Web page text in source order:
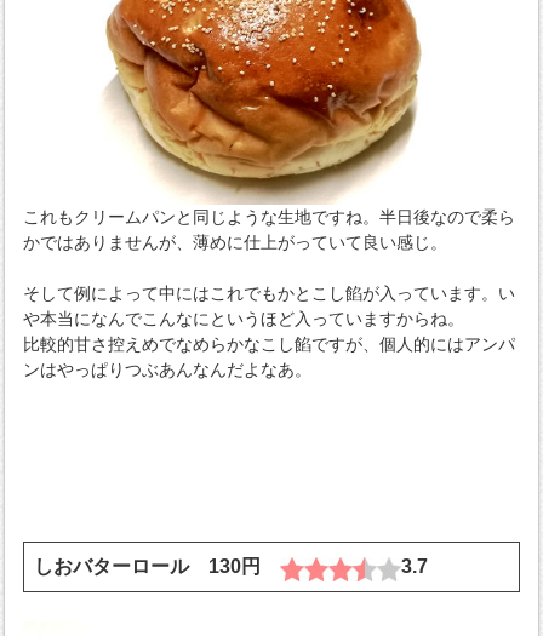
これもクリームパンと同じような生地ですね。半日後なので柔ら
かではありませんが、薄めに仕上がっていて良い感じ。
そして例によって中にはこれでもかとこし餡が入っています。い
や本当になんでこんなにというほど入っていますからね。
比較的甘さ控えめでなめらかなこし餡ですが、個人的にはアンパ
ンはやっぱりつぶあんなんだよなあ。
しおバターロール 130円 3.7